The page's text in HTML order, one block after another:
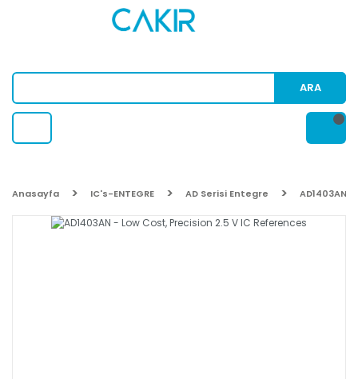
ARA
Anasayfa IC's-ENTEGRE AD Serisi Entegre AD1403AN